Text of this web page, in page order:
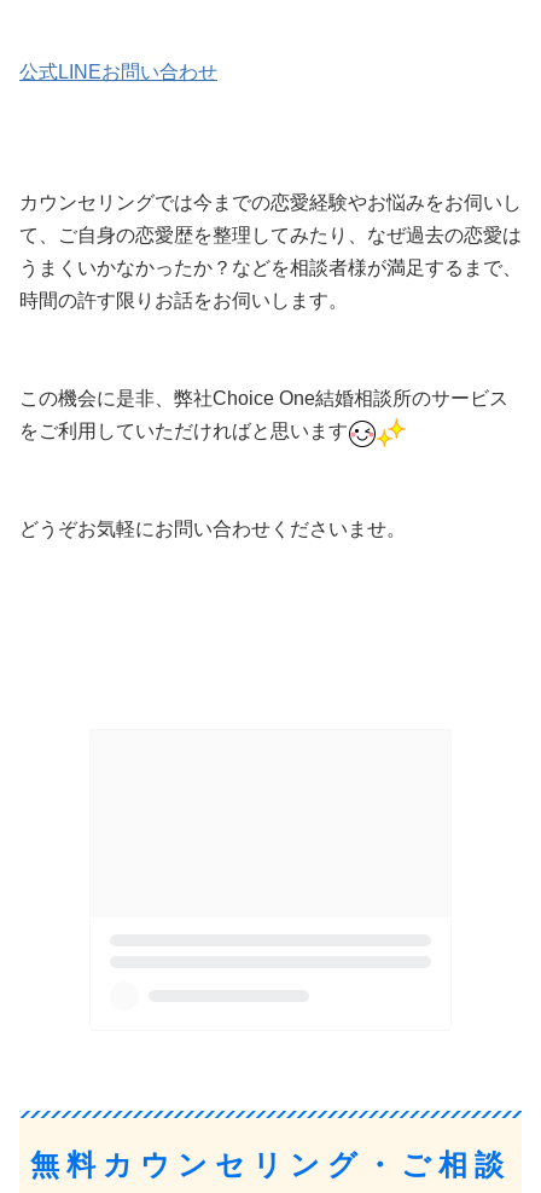
公式LINEお問い合わせ
カウンセリングでは今までの恋愛経験やお悩みをお伺いし
て、ご自身の恋愛歴を整理してみたり、なぜ過去の恋愛は
うまくいかなかったか？などを相談者様が満足するまで、
時間の許す限りお話をお伺いします。
この機会に是非、弊社Choice One結婚相談所のサービス
をご利用していただければと思います
どうぞお気軽にお問い合わせくださいませ。
無料カウンセリング・ご相談